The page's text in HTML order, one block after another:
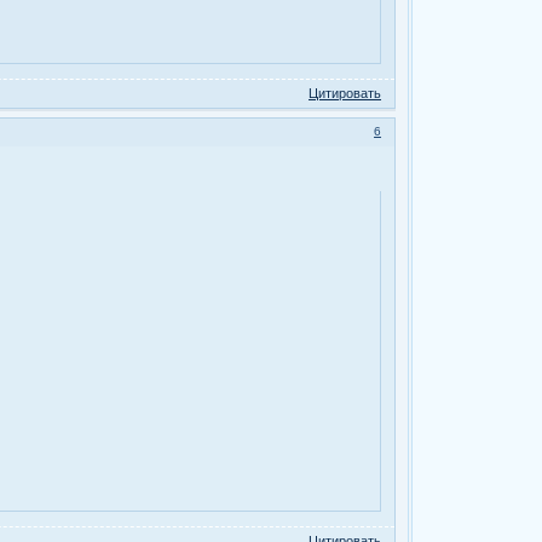
Цитировать
6